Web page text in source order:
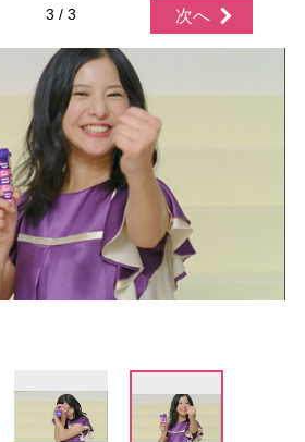
3 / 3 次へ